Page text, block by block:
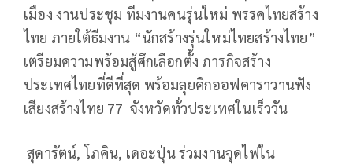
เมือง งานประชุม ทีมงานคนรุ่นใหม่ พรรคไทยสร้าง
ไทย ภายใต้ธีมงาน “นักสร้างรุ่นใหม่ไทยสร้างไทย”
เตรียมความพร้อมสู้ศึกเลือกตั้ง ภารกิจสร้าง
ประเทศไทยที่ดีที่สุด พร้อมลุยคิกออฟคาราวานฟัง
เสียงสร้างไทย 77 จังหวัดทั่วประเทศในเร็ววัน
สุดารัตน์, โภคิน, เดอะปุ่น ร่วมงานจุดไฟใน